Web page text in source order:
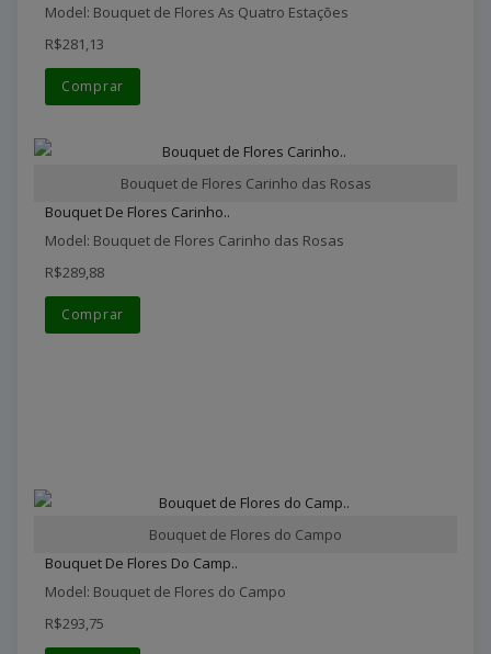
Model: Bouquet de Flores As Quatro Estações
R$281,13
Comprar
Bouquet de Flores Carinho das Rosas
Bouquet De Flores Carinho..
Model: Bouquet de Flores Carinho das Rosas
R$289,88
Comprar
Bouquet de Flores do Campo
Bouquet De Flores Do Camp..
Model: Bouquet de Flores do Campo
R$293,75